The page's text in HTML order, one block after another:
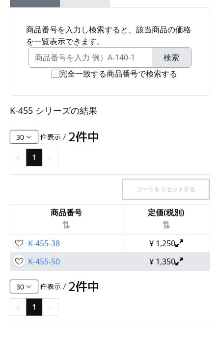
辺機器
電気錠・インターロック
L・LE
S
キャスター・アジャスター・スライドレール・モ
K・KC
断熱・ライト・ラック
FD・FE
商品番号を入力し検索すると、該当商品の価格
を一覧表示できます。
検索
完全一致する商品番号で検索する
K-455 シリーズの結果
件表示 / 2件中
< 1 >
ソートをリセットする
商品番号
⇅
定価(税別)
⇅
K-455-38 ¥ 1,250
K-455-50
¥ 1,350
件表示 / 2件中
< 1 >